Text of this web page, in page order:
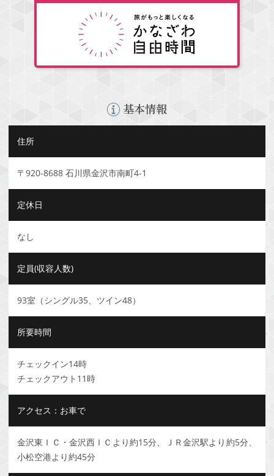
基本情報
住所
〒920-8688 石川県金沢市南町4-1
定休日
なし
定員(収容人数)
93室（シングル35、ツイン48）
所要時間
チェックイン14時
チェックアウト11時
アクセス：お車で
金沢東ＩＣ・金沢西ＩＣより約15分、ＪＲ金沢駅より約5分、
小松空港より約45分